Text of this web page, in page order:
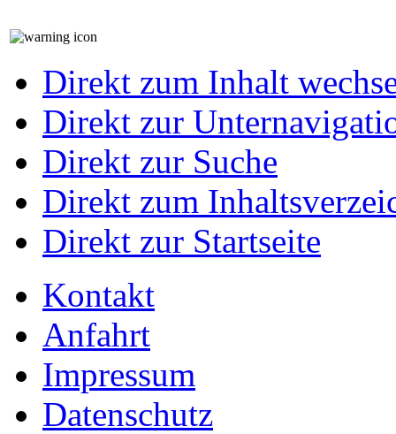
Direkt zum Inhalt
Direkt zur
Direkt zur Suche
Direkt zum
Direkt zur Startseite
Kontakt
Anfahrt
Impressum
Datenschutz